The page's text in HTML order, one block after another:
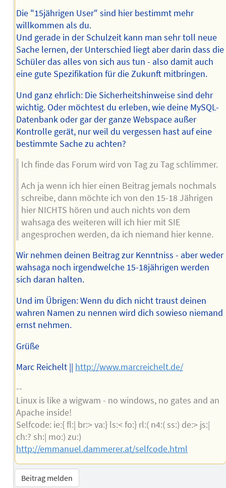
Die "15jährigen User" sind hier bestimmt mehr
willkommen als du.
Und gerade in der Schulzeit kann man sehr toll neue
Sache lernen, der Unterschied liegt aber darin dass die
Schüler das alles von sich aus tun - also damit auch
eine gute Spezifikation für die Zukunft mitbringen.
Und ganz ehrlich: Die Sicherheitshinweise sind dehr
wichtig. Oder möchtest du erleben, wie deine MySQL-
Datenbank oder gar der ganze Webspace außer
Kontrolle gerät, nur weil du vergessen hast auf eine
bestimmte Sache zu achten?
Ich finde das Forum wird von Tag zu Tag schlimmer.
Ach ja wenn ich hier einen Beitrag jemals nochmals
schreibe, dann möchte ich von den 15-18 Jährigen
hier NICHTS hören und auch nichts von dem
wahsaga des weiteren will ich hier mit SIE
angesprochen werden, da ich niemand hier kenne.
Wir nehmen deinen Beitrag zur Kenntniss - aber weder
wahsaga noch irgendwelche 15-18jährigen werden
sich daran halten.
Und im Übrigen: Wenn du dich nicht traust deinen
wahren Namen zu nennen wird dich sowieso niemand
ernst nehmen.
Grüße
Marc Reichelt || http://www.marcreichelt.de/
--
Linux is like a wigwam - no windows, no gates and an
Apache inside!
Selfcode: ie:{ fl:| br:> va:} ls:< fo:} rl:( n4:( ss:) de:> js:|
ch:? sh:| mo:) zu:)
http://emmanuel.dammerer.at/selfcode.html
Beitrag melden